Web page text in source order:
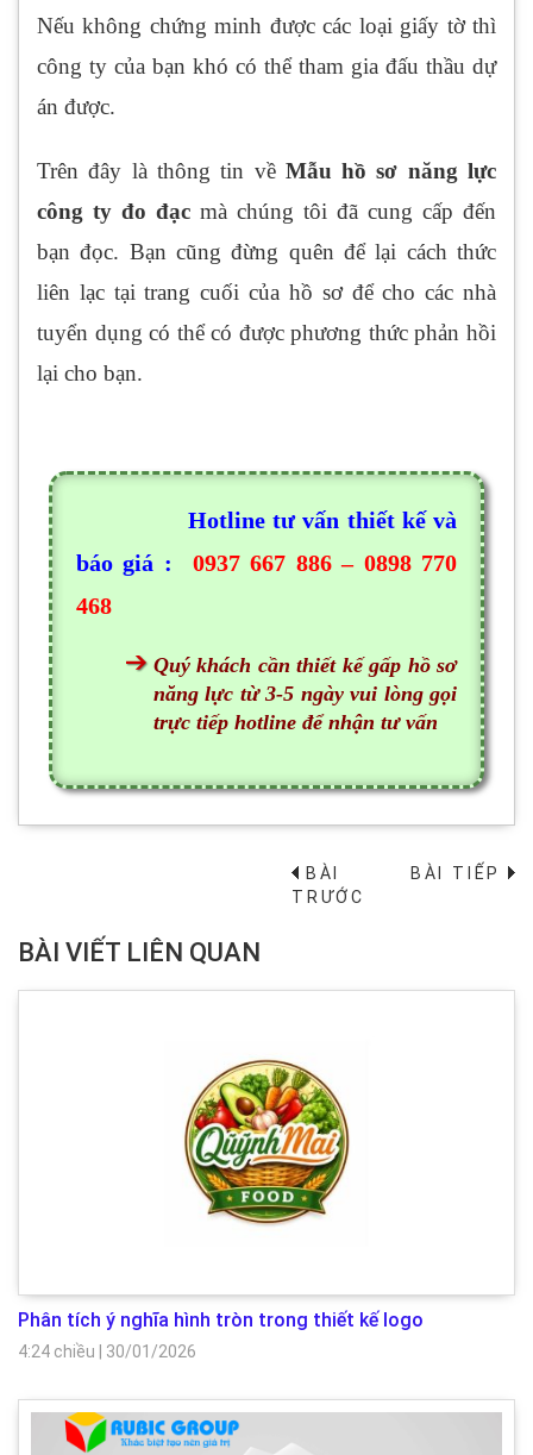
Nếu không chứng minh được các loại giấy tờ thì
công ty của bạn khó có thể tham gia đấu thầu dự
án được.
Trên đây là thông tin về Mẫu hồ sơ năng lực
công ty đo đạc mà chúng tôi đã cung cấp đến
bạn đọc. Bạn cũng đừng quên để lại cách thức
liên lạc tại trang cuối của hồ sơ để cho các nhà
tuyển dụng có thể có được phương thức phản hồi
lại cho bạn.
Hotline tư vấn thiết kế và
báo giá :
0937 667 886 – 0898 770
468
Quý khách cần thiết kế gấp hồ sơ
năng lực từ 3-5 ngày vui lòng gọi
trực tiếp hotline để nhận tư vấn
BÀI
TRƯỚC
BÀI TIẾP→
BÀI VIẾT LIÊN QUAN
Phân tích ý nghĩa hình tròn trong thiết kế logo
4:24 chiều 30/01/2026